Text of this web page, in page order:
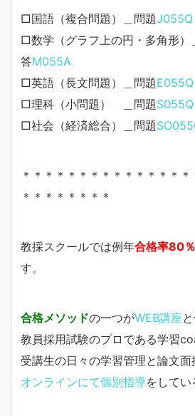
□国語（複合問題）＿問題J055Q
□数学（グラフ上の円・多角形）
答M055A
□英語（長文問題）＿問題E055Q
□理科（小問題） ＿問題S055Q
□社会（経済総合）＿問題
＊＊＊＊＊＊＊＊＊＊＊＊＊＊
＊＊＊＊＊＊＊＊
教採スクールでは例年合格率80％
す。
合格メソッドの一つがWEB講座
教員採用試験のプロである学習
受講生の日々の学習管理と論文面
オンラインにて個別指導をしてい